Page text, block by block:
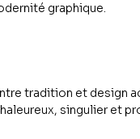
graphique.
tradition et design
singulier et